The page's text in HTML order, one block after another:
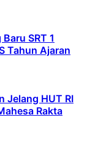
SRT 1
Tahun Ajaran
Jelang HUT RI
Rakta